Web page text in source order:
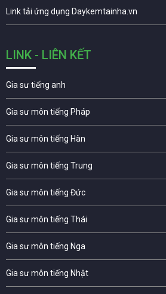
Link tải ứng dụng Daykemtainha.vn
LINK - LIÊN KẾT
Gia sư tiếng anh
Gia sư môn tiếng Pháp
Gia sư môn tiếng Hàn
Gia sư môn tiếng Trung
Gia sư môn tiếng Đức
Gia sư môn tiếng Thái
Gia sư môn tiếng Nga
Gia sư môn tiếng Nhật